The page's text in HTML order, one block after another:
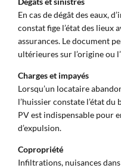
En cas de dégât des eaux,
constat fige l’état des lieux
assurances. Le document
ultérieures sur l’origine ou
Charges et impayés
Lorsqu’un locataire
l’huissier constate l’état du
PV est indispensable pour
d’expulsion.
Copropriété
Infiltrations, nuisances